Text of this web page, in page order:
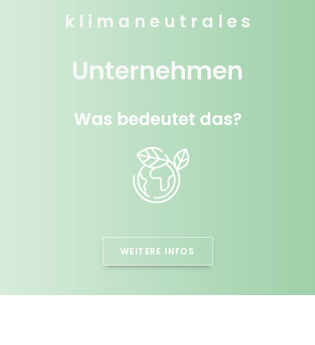
k l i m a n e u t r a l e s
Unternehmen
Was bedeutet das?
WEITERE INFOS